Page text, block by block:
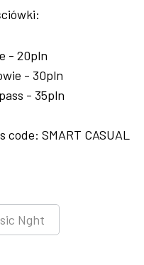
- 20pln
- 30pln
- 35pln
code: SMART CASUAL
Nght